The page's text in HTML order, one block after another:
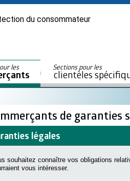
du consommateur
les Sections pour les
clientèles
de garanties
légales
souhaitez connaître vos obligations
vous intéresser.